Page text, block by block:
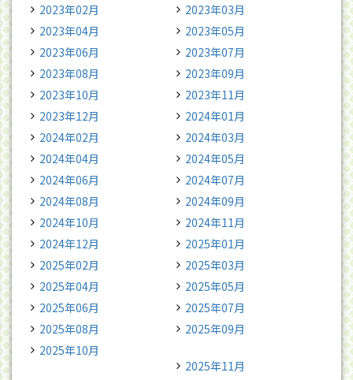
2023年02月
2023年03月
2023年04月
2023年05月
2023年06月
2023年07月
2023年08月
2023年09月
2023年10月
2023年11月
2023年12月
2024年01月
2024年02月
2024年03月
2024年04月
2024年05月
2024年06月
2024年07月
2024年08月
2024年09月
2024年10月
2024年11月
2024年12月
2025年01月
2025年02月
2025年03月
2025年04月
2025年05月
2025年06月
2025年07月
2025年08月
2025年09月
2025年10月
2025年11月